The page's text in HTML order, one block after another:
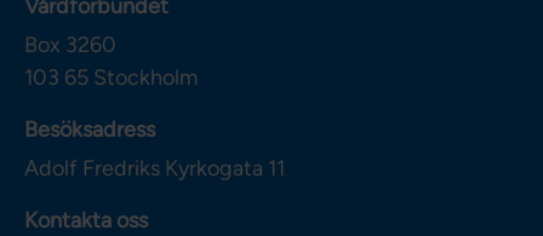
Vårdförbundet
Box 3260
103 65 Stockholm
Besöksadress
Adolf Fredriks Kyrkogata 11
Kontakta oss